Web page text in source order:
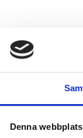
Denna